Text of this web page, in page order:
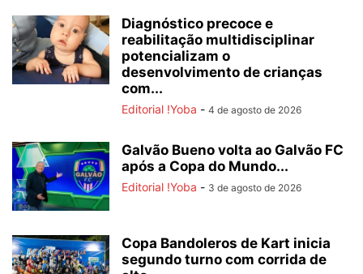
Diagnóstico precoce e
reabilitação multidisciplinar
potencializam o
desenvolvimento de crianças
com...
Editorial !Yoba - 4 de agosto de 2026
Galvão Bueno volta ao Galvão FC
após a Copa do Mundo...
Editorial !Yoba - 3 de agosto de 2026
Copa Bandoleros de Kart inicia
segundo turno com corrida de